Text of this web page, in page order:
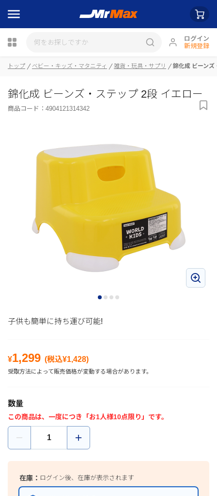
ログイン
新規登録
トップ ベビー・キッズ・マタニティ 雑貨・玩具・サプリ 錦化成 ビーンズ
錦化成 ビーンズ・ステップ 2段 イエロー
商品コード： 4904121314342
子供も簡単に持ち運び可能!
¥1,299 (税込¥1,428)
受取方法によって販売価格が変動する場合があります。
数量
この商品は、一度につき「お1人様10点限り」です。
在庫： ログイン後、在庫が表示されます